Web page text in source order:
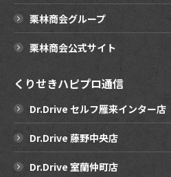
栗林商会グループ
栗林商会公式サイト
くりせきハピプロ通信
Dr.Drive セルフ雁来インター店
Dr.Drive 藤野中央店
Dr.Drive 室蘭仲町店